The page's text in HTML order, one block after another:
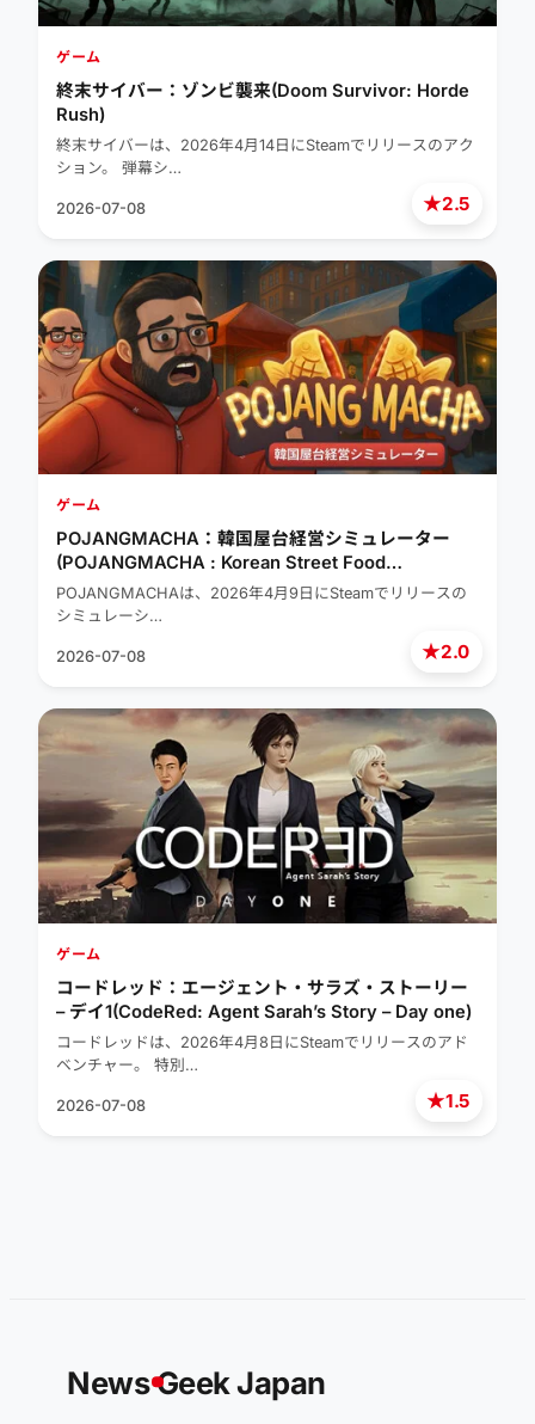
★2.5
ゲーム
終末サイバー：ゾンビ襲来(Doom Survivor: Horde
Rush)
終末サイバーは、2026年4月14日にSteamでリリースのアク
ション。 弾幕シ…
2026-07-08
★2.0
ゲーム
POJANGMACHA：韓国屋台経営シミュレーター
(POJANGMACHA : Korean Street Food
Management Simulator)
POJANGMACHAは、2026年4月9日にSteamでリリースの
シミュレーシ…
2026-07-08
★1.5
ゲーム
コードレッド：エージェント・サラズ・ストーリー
– デイ1(CodeRed: Agent Sarah’s Story – Day one)
コードレッドは、2026年4月8日にSteamでリリースのアド
ベンチャー。 特別…
2026-07-08
NewsGeek Japan